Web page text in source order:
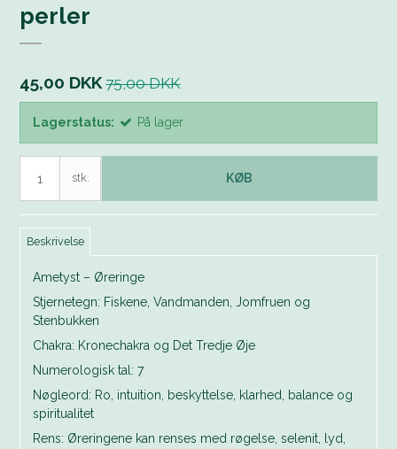
perler
45,00 DKK 75,00 DKK
Lagerstatus: På lager
stk. KØB
Beskrivelse
Ametyst – Øreringe
Stjernetegn: Fiskene, Vandmanden, Jomfruen og
Stenbukken
Chakra: Kronechakra og Det Tredje Øje
Numerologisk tal: 7
Nøgleord: Ro, intuition, beskyttelse, klarhed, balance og
spiritualitet
Rens: Øreringene kan renses med røgelse, selenit, lyd,